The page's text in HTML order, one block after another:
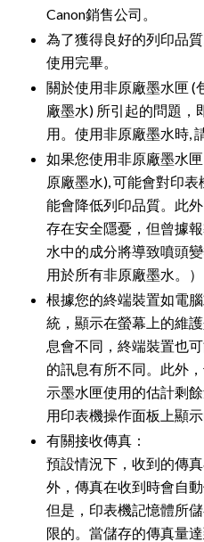
Canon銷售公司。
為了獲得良好的列印品
使用完畢。
關於使用非原廠墨水匣 (
廠墨水) 所引起的問題，
用。使用非原廠墨水時,
如果您使用非原廠墨水
原廠墨水), 可能會對印
能會降低列印品質。此
存在安全隱憂，但曾據
水中的成分將導致噴頭
用於所有非原廠墨水。）
根據您的終端裝置如電
統，顯示在螢幕上的維
息會不同，終端裝置也
的訊息有所不同。此外
示墨水匣使用的估計剩
用印表機操作面板上顯
有關接收傳真：
預設情況下，收到的傳
外，傳真在收到時會自
但是，印表機記憶體所
限的。當儲存的傳真量